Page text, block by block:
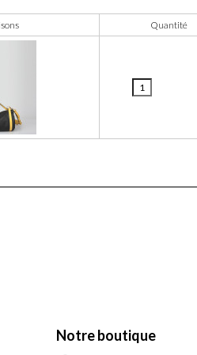
Quantité
Notre boutique